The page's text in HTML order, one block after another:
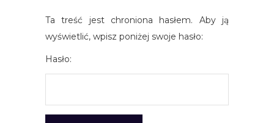
Ta treść jest chroniona hasłem. Aby ją
wyświetlić, wpisz poniżej swoje hasło:
Hasło: